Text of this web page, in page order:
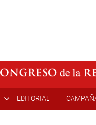
EDITORIAL